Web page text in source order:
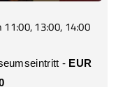
13:00, 14:00
- EUR